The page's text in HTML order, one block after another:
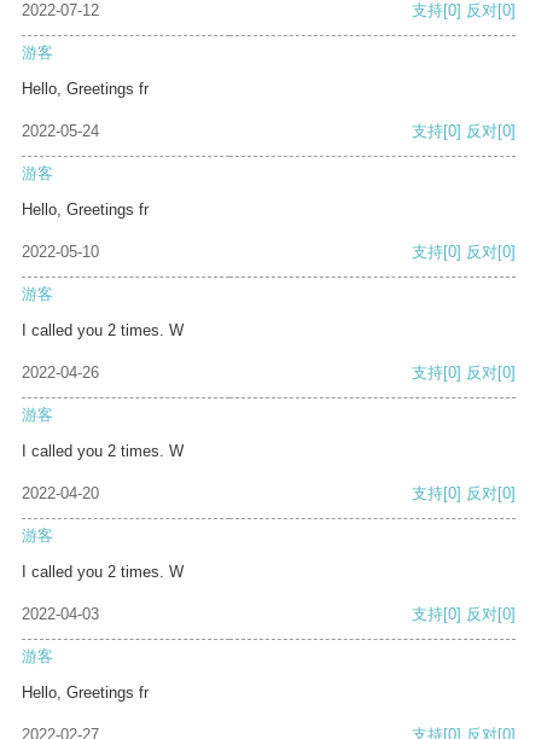
2022-07-12 支持[0] 反对[0]
游客
Hello, Greetings fr
2022-05-24 支持[0] 反对[0]
游客
Hello, Greetings fr
2022-05-10 支持[0] 反对[0]
游客
I called you 2 times. W
2022-04-26 支持[0] 反对[0]
游客
I called you 2 times. W
2022-04-20 支持[0] 反对[0]
游客
I called you 2 times. W
2022-04-03 支持[0] 反对[0]
游客
Hello, Greetings fr
2022-02-27 支持[0] 反对[0]